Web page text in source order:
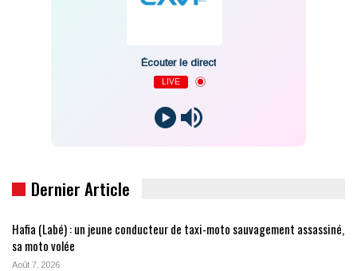
Écouter le direct
LIVE
Dernier Article
Hafia (Labé) : un jeune conducteur de taxi-moto sauvagement assassiné,
sa moto volée
Août 7, 2026